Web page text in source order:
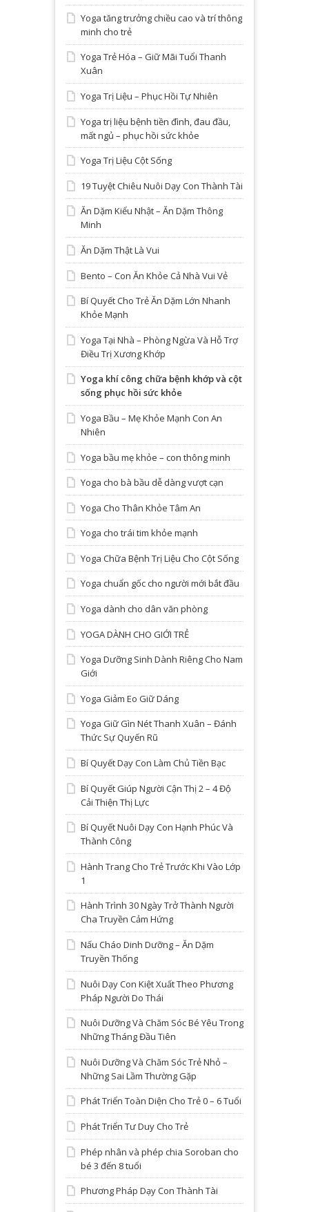
Yoga tăng trưởng chiều cao và trí thông
minh cho trẻ
Yoga Trẻ Hóa – Giữ Mãi Tuổi Thanh
Xuân
Yoga Trị Liệu – Phục Hồi Tự Nhiên
Yoga trị liệu bệnh tiền đình, đau đầu,
mất ngủ – phục hồi sức khỏe
Yoga Trị Liệu Cột Sống
19 Tuyệt Chiêu Nuôi Dạy Con Thành Tài
Ăn Dặm Kiểu Nhật – Ăn Dặm Thông
Minh
Ăn Dặm Thật Là Vui
Bento – Con Ăn Khỏe Cả Nhà Vui Vẻ
Bí Quyết Cho Trẻ Ăn Dặm Lớn Nhanh
Khỏe Mạnh
Yoga Tại Nhà – Phòng Ngừa Và Hỗ Trợ
Điều Trị Xương Khớp
Yoga khí công chữa bệnh khớp và cột
sống phục hồi sức khỏe
Yoga Bầu – Mẹ Khỏe Mạnh Con An
Nhiên
Yoga bầu mẹ khỏe – con thông minh
Yoga cho bà bầu dễ dàng vượt cạn
Yoga Cho Thân Khỏe Tâm An
Yoga cho trái tim khỏe mạnh
Yoga Chữa Bệnh Trị Liệu Cho Cột Sống
Yoga chuẩn gốc cho người mới bắt đầu
Yoga dành cho dân văn phòng
YOGA DÀNH CHO GIỚI TRẺ
Yoga Dưỡng Sinh Dành Riêng Cho Nam
Giới
Yoga Giảm Eo Giữ Dáng
Yoga Giữ Gìn Nét Thanh Xuân – Đánh
Thức Sự Quyến Rũ
Bí Quyết Dạy Con Làm Chủ Tiền Bạc
Bí Quyết Giúp Người Cận Thị 2 – 4 Độ
Cải Thiện Thị Lực
Bí Quyết Nuôi Dạy Con Hạnh Phúc Và
Thành Công
Hành Trang Cho Trẻ Trước Khi Vào Lớp
1
Hành Trình 30 Ngày Trở Thành Người
Cha Truyền Cảm Hứng
Nấu Cháo Dinh Dưỡng – Ăn Dặm
Truyền Thống
Nuôi Dạy Con Kiệt Xuất Theo Phương
Pháp Người Do Thái
Nuôi Dưỡng Và Chăm Sóc Bé Yêu Trong
Những Tháng Đầu Tiên
Nuôi Dưỡng Và Chăm Sóc Trẻ Nhỏ –
Những Sai Lầm Thường Gặp
Phát Triển Toàn Diện Cho Trẻ 0 – 6 Tuổi
Phát Triển Tư Duy Cho Trẻ
Phép nhân và phép chia Soroban cho
bé 3 đến 8 tuổi
Phương Pháp Dạy Con Thành Tài